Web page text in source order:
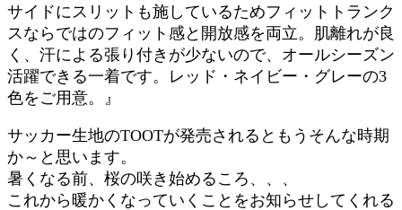
サイドにスリットも施しているためフィットトランク
スならではのフィット感と開放感を両立。肌離れが良
く、汗による張り付きが少ないので、オールシーズン
活躍できる一着です。レッド・ネイビー・グレーの3
色をご用意。』
サッカー生地のTOOTが発売されるともうそんな時期
か～と思います。
暑くなる前、桜の咲き始めるころ、、、
これから暖かくなっていくことをお知らせしてくれる